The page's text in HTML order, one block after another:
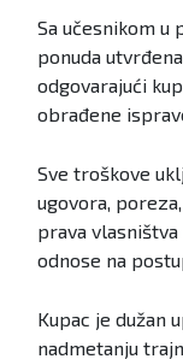
Sa učesnikom u
ponuda
odgovarajući
obrađene
Sve troškove
ugovora,
prava
odnose na
Kupac je dužan
nadmetanju